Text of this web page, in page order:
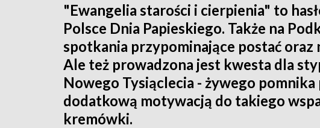
"Ewangelia starości i cierpienia" to
Polsce Dnia Papieskiego. Także na
spotkania przypominające postać oraz
Ale też prowadzona jest kwesta dla
Nowego Tysiąclecia - żywego pomnika
dodatkową motywacją do takiego
kremówki.